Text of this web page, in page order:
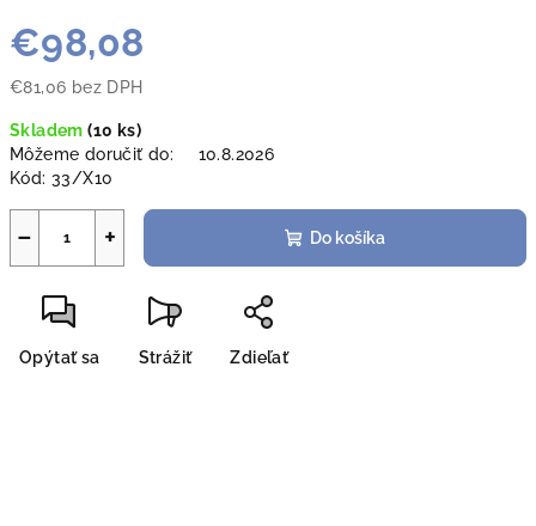
€98,08
€81,06 bez DPH
cena:
Skladem(10 ks)
Môžeme doručiť do:
10.8.2026
Kód: 33/X10
+
− Do košíka
Opýtať sa Strážiť Zdieľať